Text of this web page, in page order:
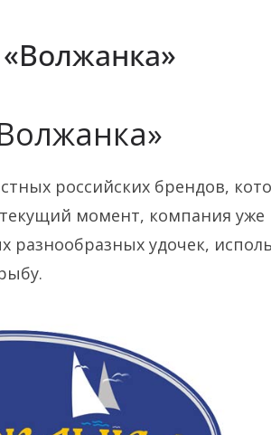
российских брендов,
момент, компания уже
разнообразных удочек,